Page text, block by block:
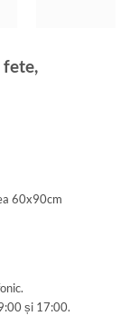
fete,
60x90cm
și 17:00.